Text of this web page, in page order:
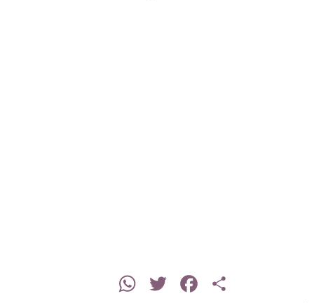
Share
Facebook
Twitter
WhatsApp